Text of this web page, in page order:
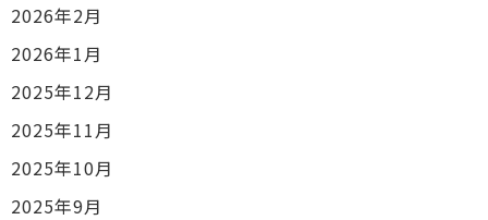
2026年2月
2026年1月
2025年12月
2025年11月
2025年10月
2025年9月